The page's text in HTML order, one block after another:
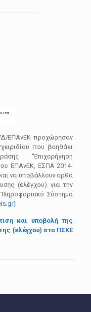
ΕΠΑνΕΚ προχώρησαν
που βοηθάει
“Επιχορήγηση
ΕΠΑνΕΚ, ΕΣΠΑ 2014-
να υποβάλλουν ορθά
(ελέγχου) για την
Σύστημα
και υποβολή της
(ελέγχου) στο ΠΣΚΕ